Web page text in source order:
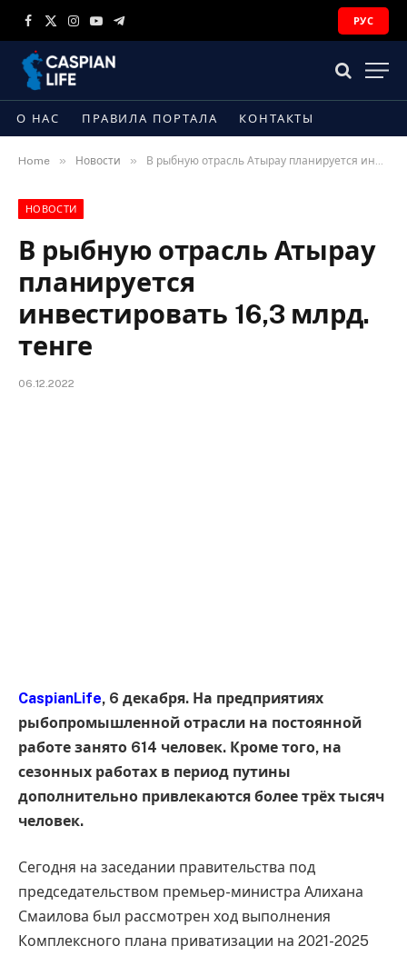
Facebook
X
Instagram
YouTubeTelegram
РУС
О НАС ПРАВИЛА ПОРТАЛА КОНТАКТЫ
Home » Новости » В рыбную отрасль Атырау планируется инвестировать 16,3 млрд. тенге
НОВОСТИ
В рыбную отрасль Атырау
планируется
инвестировать 16,3 млрд.
тенге
06.12.2022
CaspianLife, 6 декабря. На предприятиях
рыбопромышленной отрасли на постоянной
работе занято 614 человек. Кроме того, на
сезонных работах в период путины
дополнительно привлекаются более трёх тысяч
человек.
Сегодня на заседании правительства под
председательством премьер-министра Алихана
Смаилова был рассмотрен ход выполнения
Комплексного плана приватизации на 2021-2025